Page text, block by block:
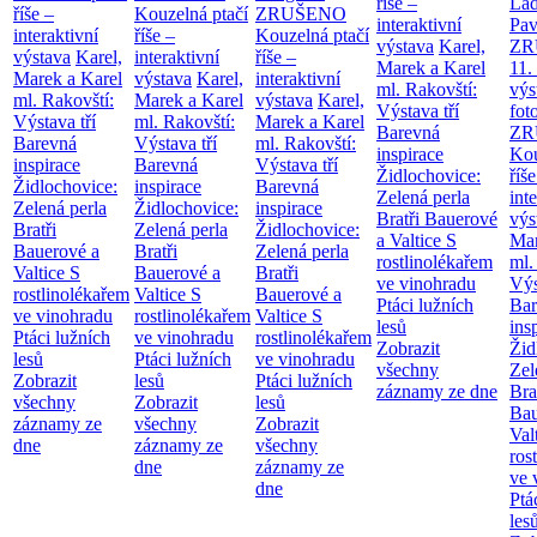
říše –
interaktivní
výstava Karel,
Marek a Karel
ml. Rakovští:
Výstava tří
Barevná
inspirace
Židlochovice:
Zelená perla
Bratři
Bauerové a
Valtice S
rostlinolékařem
ve vinohradu
Ptáci lužních
lesů
Zobrazit
všechny
záznamy ze
dne
Kouzelná ptačí
říše –
interaktivní
výstava Karel,
Marek a Karel
ml. Rakovští:
Výstava tří
Barevná
inspirace
Židlochovice:
Zelená perla
Bratři
Bauerové a
Valtice S
rostlinolékařem
ve vinohradu
Ptáci lužních
lesů
Zobrazit
všechny
záznamy ze
dne
ZRUŠENO
Kouzelná ptačí
říše –
interaktivní
výstava Karel,
Marek a Karel
ml. Rakovští:
Výstava tří
Barevná
inspirace
Židlochovice:
Zelená perla
Bratři
Bauerové a
Valtice S
rostlinolékařem
ve vinohradu
Ptáci lužních
lesů
Zobrazit
všechny
záznamy ze
dne
interaktivní
výstava Karel,
Marek a Karel
ml. Rakovští:
Výstava tří
Barevná
inspirace
Židlochovice:
Zelená perla
Bratři Bauerové
a Valtice S
rostlinolékařem
ve vinohradu
Ptáci lužních
lesů
Zobrazit
všechny
záznamy ze dne
ml.
ve